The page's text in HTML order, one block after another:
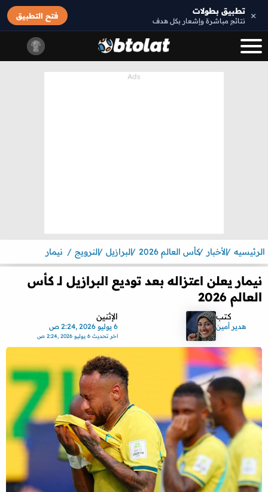
× تطبيق بطولات
نتائج مباشرة وإشعار بكل هدف
فتح التطبيق
الرئيسيه الأخبار كأس العالم 2026 البرازيل النرويج نيمار
نيمار يعلن اعتزاله بعد توديع البرازيل لـ كأس
العالم 2026
كتب
هدير أمين
الإثنين
6 يوليو 2026 ,2:24 ص
اخر تحديث6 يوليو 2026 ,2:24 ص